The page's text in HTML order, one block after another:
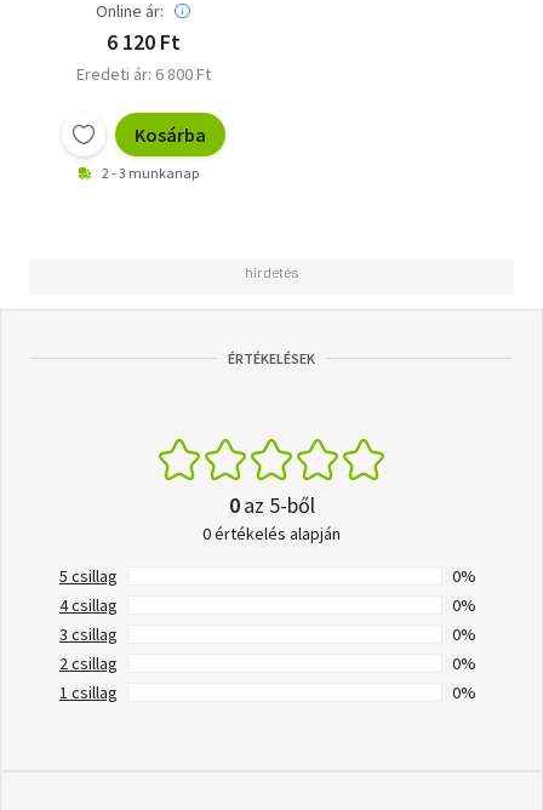
Online ár:
6 120 Ft
Eredeti ár: 6 800 Ft
Kosárba
2 - 3 munkanap
ÉRTÉKELÉSEK
0az 5-ből
0 értékelés alapján
5 csillag
0%
4 csillag
0%
3 csillag
0%
2 csillag
0%
1 csillag
0%